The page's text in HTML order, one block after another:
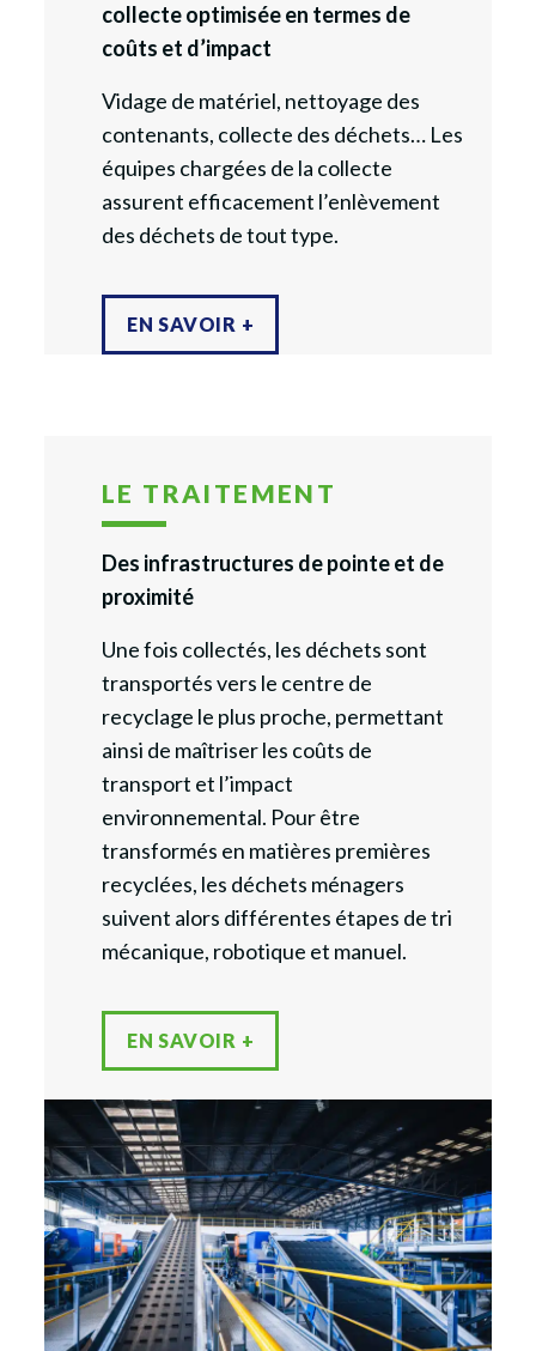
collecte optimisée en termes de
coûts et d’impact
Vidage de matériel, nettoyage des
contenants, collecte des déchets… Les
équipes chargées de la collecte
assurent efficacement l’enlèvement
des déchets de tout type.
EN SAVOIR +
LE TRAITEMENT
Des infrastructures de pointe et de
proximité
Une fois collectés, les déchets sont
transportés vers le centre de
recyclage le plus proche, permettant
ainsi de maîtriser les coûts de
transport et l’impact
environnemental. Pour être
transformés en matières premières
recyclées, les déchets ménagers
suivent alors différentes étapes de tri
mécanique, robotique et manuel.
EN SAVOIR +